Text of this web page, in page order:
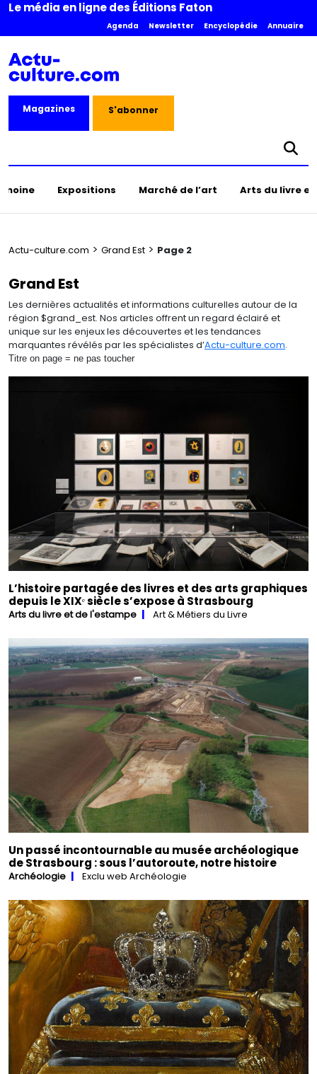
Le média en ligne des Éditions Faton
Agenda Newsletter Encyclopédie Annuaire
Magazines S'abonner
Expositions Marché de l’art Arts du livre
Actu-culture.com > Grand Est > Page 2
Grand Est
Les dernières actualités et informations culturelles autour de la
région $grand_est. Nos articles offrent un regard éclairé et
unique sur les enjeux les découvertes et les tendances
marquantes révélés par les spécialistes d’Actu-culture.com.
Titre on page = ne pas toucher
L’histoire partagée des livres et des arts graphiques
depuis le XIXᵉ siècle s’expose à Strasbourg
Arts du livre et de l'estampe Art & Métiers du Livre
Un passé incontournable au musée archéologique
de Strasbourg : sous l’autoroute, notre histoire
Archéologie Exclu web Archéologie